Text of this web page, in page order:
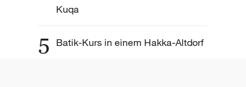
Kuqa
5 Batik-Kurs in einem Hakka-Altdorf